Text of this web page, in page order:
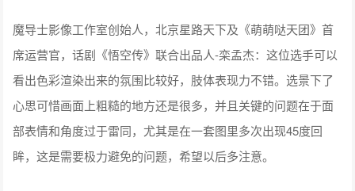
魔导士影像工作室创始人，北京星路天下及《萌萌哒天团》首
席运营官，话剧《悟空传》联合出品人-栾孟杰：这位选手可以
看出色彩渲染出来的氛围比较好，肢体表现力不错。选景下了
心思可惜画面上粗糙的地方还是很多，并且关键的问题在于面
部表情和角度过于雷同，尤其是在一套图里多次出现45度回
眸，这是需要极力避免的问题，希望以后多注意。